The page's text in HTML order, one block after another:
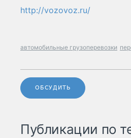
http://vozovoz.ru/
автомобильные грузоперевозки
ОБСУДИТЬ
Публикации по